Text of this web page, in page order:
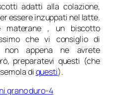
adatti alla colazione,
essere inzuppati nel latte.
materane , un biscotto
che vi consiglio di
appena ne avrete
preparatevi questi (che
diquesti).